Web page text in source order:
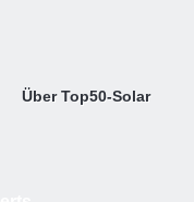
Über Top50-Solar